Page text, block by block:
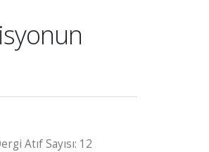
Atıf Sayısı: 12